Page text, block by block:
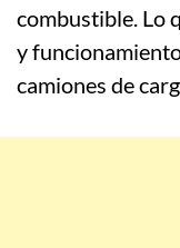
combustible. Lo
y
camiones de